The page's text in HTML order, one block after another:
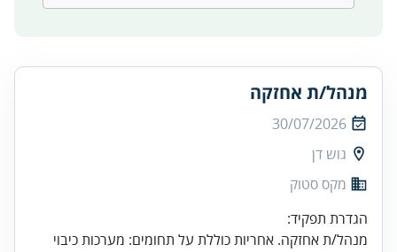
מנהל/ת אחזקה
30/07/2026
גוש דן
מקס סטוק
מנהל/ת אחזקה. אחריות כוללת על תחומים: מערכות כיבוי